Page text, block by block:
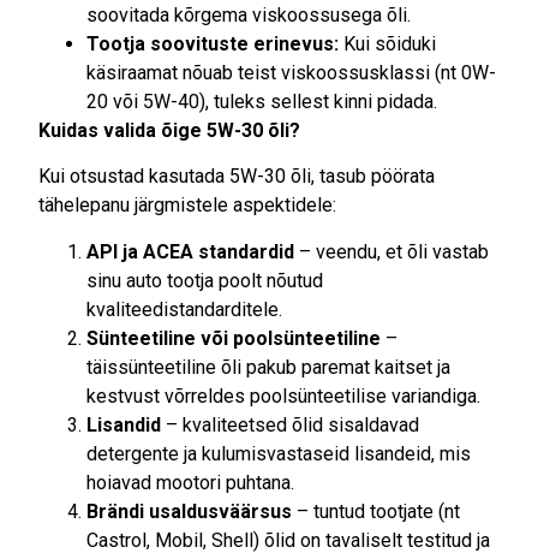
soovitada kõrgema viskoossusega õli.
Tootja soovituste erinevus: Kui sõiduki
käsiraamat nõuab teist viskoossusklassi (nt 0W-
20 või 5W-40), tuleks sellest kinni pidada.
Kuidas valida õige 5W-30 õli?
Kui otsustad kasutada 5W-30 õli, tasub pöörata
tähelepanu järgmistele aspektidele:
API ja ACEA standardid – veendu, et õli vastab
sinu auto tootja poolt nõutud
kvaliteedistandarditele.
Sünteetiline või poolsünteetiline –
täissünteetiline õli pakub paremat kaitset ja
kestvust võrreldes poolsünteetilise variandiga.
Lisandid – kvaliteetsed õlid sisaldavad
detergente ja kulumisvastaseid lisandeid, mis
hoiavad mootori puhtana.
Brändi usaldusväärsus – tuntud tootjate (nt
Castrol, Mobil, Shell) õlid on tavaliselt testitud ja